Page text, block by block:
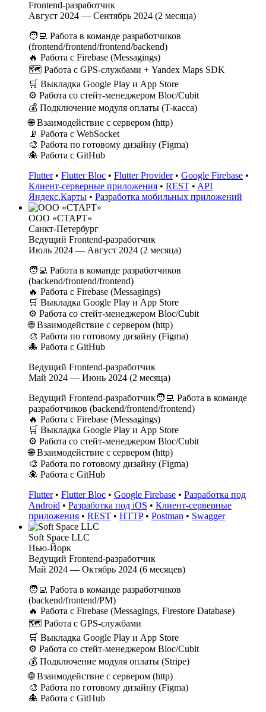
Frontend-разработчик
Август 2024 — Сентябрь 2024 (2 месяца)
🧑‍💻 Работа в команде разработчиков
(frontend/frontend/frontend/backend)
🔥 Работа с Firebase (Messagings)
🗺 Работа с GPS-службами + Yandex Maps SDK
🛒 Выкладка Google Play и App Store
⚙️ Работа со стейт-менеджером Bloc/Cubit
💰 Подключение модуля оплаты (T-касса)
🌐 Взаимодействие с сервером (http)
📡 Работа с WebSocket
🎨 Работа по готовому дизайну (Figma)
🐙 Работа с GitHub
Flutter• Flutter Bloc • Flutter Provider• Google Firebase •
Клиент-серверные приложения • REST • API
Яндекс.Карты • Разработка мобильных приложений
ООО «СТАРТ»
Санкт-Петербург
Ведущий Frontend-разработчик
Июль 2024 — Август 2024 (2 месяца)
🧑‍💻 Работа в команде разработчиков
(backend/frontend/frontend)
🔥 Работа с Firebase (Messagings)
🛒 Выкладка Google Play и App Store
⚙️ Работа со стейт-менеджером Bloc/Cubit
🌐 Взаимодействие с сервером (http)
🎨 Работа по готовому дизайну (Figma)
🐙 Работа с GitHub
Ведущий Frontend-разработчик
Май 2024 — Июнь 2024 (2 месяца)
Ведущий Frontend-разработчик🧑‍💻 Работа в команде
разработчиков (backend/frontend/frontend)
🔥 Работа с Firebase (Messagings)
🛒 Выкладка Google Play и App Store
⚙️ Работа со стейт-менеджером Bloc/Cubit
🌐 Взаимодействие с сервером (http)
🎨 Работа по готовому дизайну (Figma)
🐙 Работа с GitHub
Flutter• Flutter Bloc • Google Firebase • Разработка под
Android • Разработка под iOS • Клиент-серверные
приложения • REST • HTTP• Postman • Swagger
Soft Space LLС
Нью-Йорк
Ведущий Frontend-разработчик
Май 2024 — Октябрь 2024 (6 месяцев)
🧑‍💻 Работа в команде разработчиков
(backend/frontend/PM)
🔥 Работа с Firebase (Messagings, Firestore Database)
🗺 Работа с GPS-службами
🛒 Выкладка Google Play и App Store
⚙️ Работа со стейт-менеджером Bloc/Cubit
💰 Подключение модуля оплаты (Stripe)
🌐 Взаимодействие с сервером (http)
🎨 Работа по готовому дизайну (Figma)
🐙 Работа с GitHub